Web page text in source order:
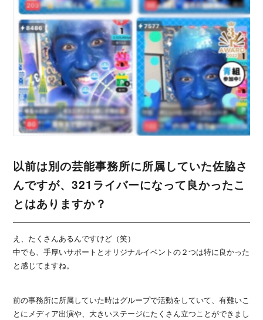
以前は別の芸能事務所に所属していた佐脇さ
んですが、321ライバーになって良かったこ
とはありますか？
え、たくさんあるんですけど（笑）
中でも、手厚いサポートとオリジナルイベントの２つは特に良かった
と感じてますね。
前の事務所に所属していた時はグループで活動をしていて、有難いこ
とにメディア出演や、大きいステージにたくさん立つことができまし